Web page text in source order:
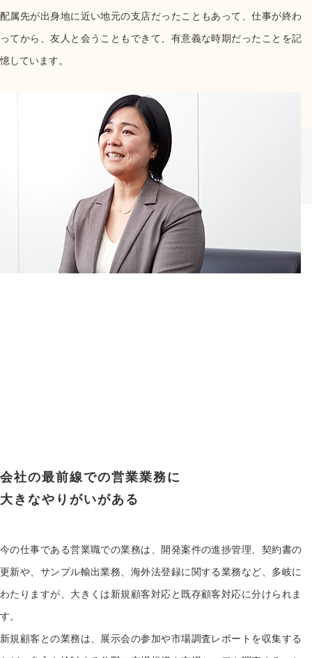
配属先が出身地に近い地元の支店だったこともあって、仕事が終わ
ってから、友人と会うこともできて、有意義な時期だったことを記
憶しています。
会社の最前線での営業業務に
大きなやりがいがある
今の仕事である営業職での業務は、開発案件の進捗管理、契約書の
更新や、サンプル輸出業務、海外法登録に関する業務など、多岐に
わたりますが、大きくは新規顧客対応と既存顧客対応に分けられま
す。
新規顧客との業務は、展示会の参加や市場調査レポートを収集する